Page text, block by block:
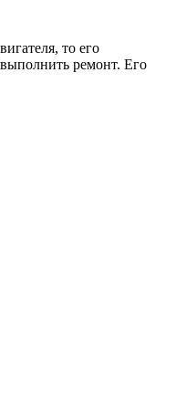
то его
ремонт. Его